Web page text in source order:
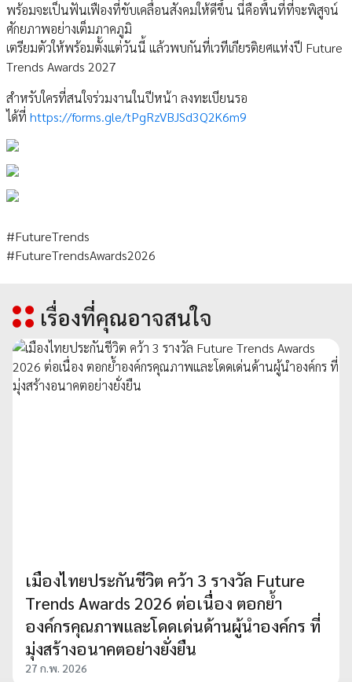
พร้อมจะเป็นฟันเฟืองที่ขับเคลื่อนสังคมให้ดีขึ้น นี่คือพื้นที่ที่จะพิสูจน์
ศักยภาพอย่างเต็มภาคภูมิ
เตรียมตัวให้พร้อมตั้งแต่วันนี้ แล้วพบกันที่เวทีเกียรติยศแห่งปี Future
Trends Awards 2027
สำหรับใครที่สนใจร่วมงานในปีหน้า ลงทะเบียนรอ
ได้ที่ https://forms.gle/tPgRzVBJSd3Q2K6m9
#FutureTrends
#FutureTrendsAwards2026
เรื่องที่คุณอาจสนใจ
เมืองไทยประกันชีวิต คว้า 3 รางวัล Future
Trends Awards 2026 ต่อเนื่อง ตอกย้ำ
องค์กรคุณภาพและโดดเด่นด้านผู้นำองค์กร ที่
มุ่งสร้างอนาคตอย่างยั่งยืน
27 ก.พ. 2026